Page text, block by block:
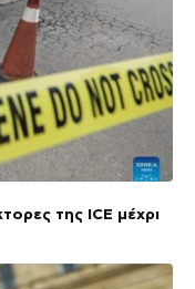
της ICE μέχρι